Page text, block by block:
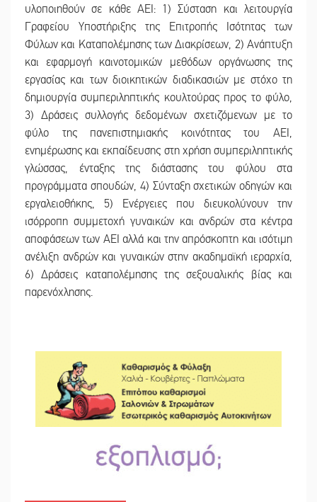
υλοποιηθούν σε κάθε ΑΕΙ: 1) Σύσταση και λειτουργία
Γραφείου Υποστήριξης της Επιτροπής Ισότητας των
Φύλων και Καταπολέμησης των Διακρίσεων, 2) Ανάπτυξη
και εφαρμογή καινοτομικών μεθόδων οργάνωσης της
εργασίας και των διοικητικών διαδικασιών με στόχο τη
δημιουργία συμπεριληπτικής κουλτούρας προς το φύλο,
3) Δράσεις συλλογής δεδομένων σχετιζόμενων με το
φύλο της πανεπιστημιακής κοινότητας του ΑΕΙ,
ενημέρωσης και εκπαίδευσης στη χρήση συμπεριληπτικής
γλώσσας, ένταξης της διάστασης του φύλου στα
προγράμματα σπουδών, 4) Σύνταξη σχετικών οδηγών και
εργαλειοθήκης, 5) Ενέργειες που διευκολύνουν την
ισόρροπη συμμετοχή γυναικών και ανδρών στα κέντρα
αποφάσεων των ΑΕΙ αλλά και την απρόσκοπτη και ισότιμη
ανέλιξη ανδρών και γυναικών στην ακαδημαϊκή ιεραρχία,
6) Δράσεις καταπολέμησης της σεξουαλικής βίας και
παρενόχλησης.